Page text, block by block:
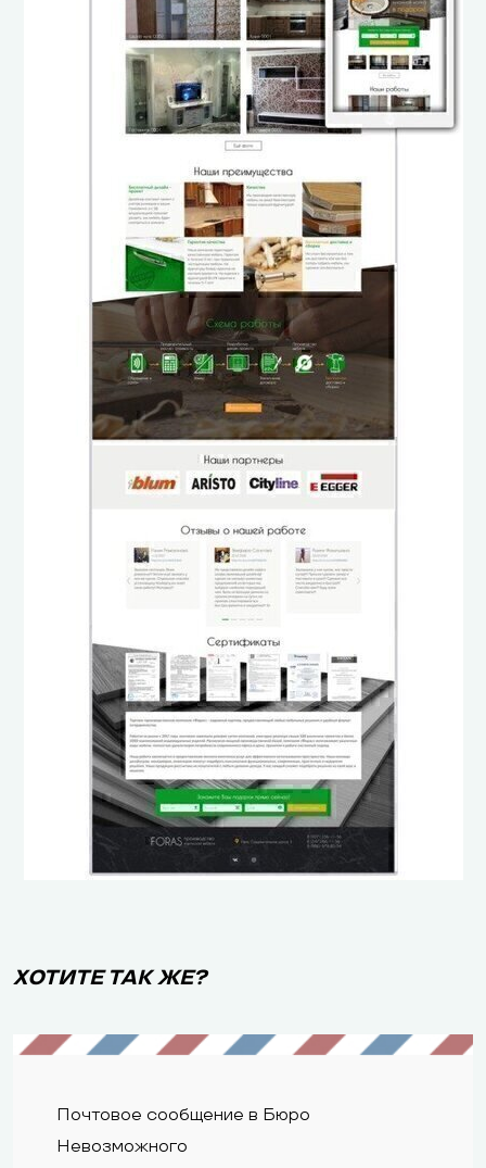
ХОТИТЕ ТАК ЖЕ?
Почтовое сообщение в Бюро
Невозможного